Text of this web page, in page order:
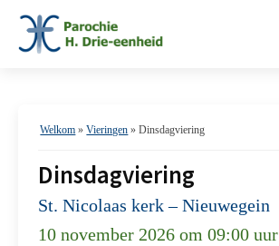
Welkom »Vieringen »Dinsdagviering
Dinsdagviering
St. Nicolaas kerk – Nieuwegein
10 november 2026 om 09:00 uur